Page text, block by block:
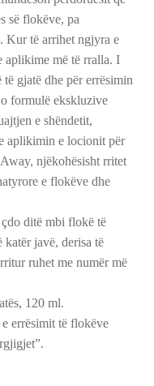
së flokëve, pa
Kur të arrihet ngjyra e
aplikime më të rralla. I
gjatë dhe për errësimin
formulë ekskluzive
e shëndetit,
aplikimin e locionit për
njëkohësisht rritet
e flokëve dhe
ditë mbi flokë të
katër javë, derisa të
ruhet me numër më
120 ml.
errësimit të flokëve